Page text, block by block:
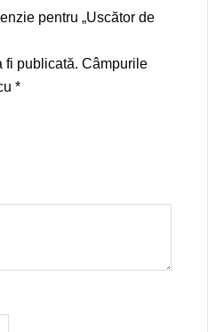
pentru „Uscător de
fi publicată. Câmpurile
*